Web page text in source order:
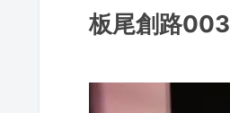
板尾創路003